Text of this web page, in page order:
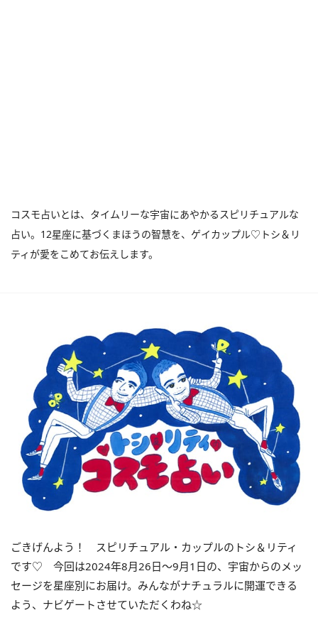
コスモ占いとは、タイムリーな宇宙にあやかるスピリチュアルな
占い。12星座に基づくまほうの智慧を、ゲイカップル♡トシ＆リ
ティが愛をこめてお伝えします。
ごきげんよう！ スピリチュアル・カップルのトシ＆リティ
です♡ 今回は2024年8月26日〜9月1 日の、宇宙からのメッ
セージを星座別にお届け。みんながナチュラルに開運できる
よう、ナビゲートさせていただくわね☆